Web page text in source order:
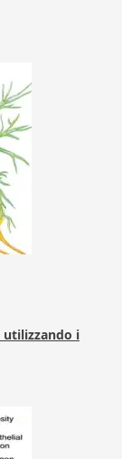
utilizzando i